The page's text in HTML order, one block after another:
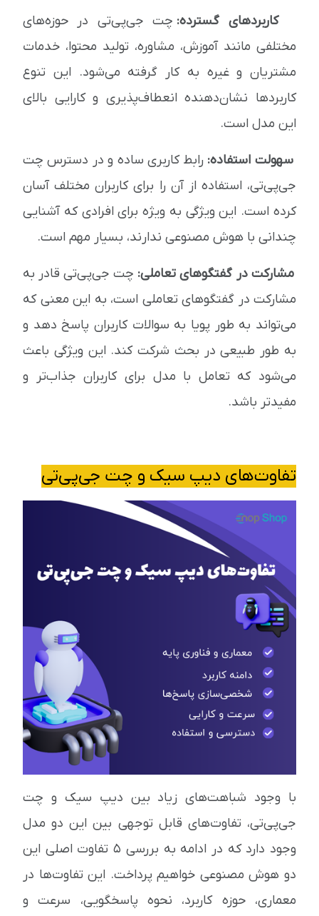
کاربردهای گسترده: چت جی‌پی‌تی در حوزه‌های
مختلفی مانند آموزش، مشاوره، تولید محتوا، خدمات
مشتریان و غیره به کار گرفته می‌شود. این تنوع
کاربردها نشان‌دهنده انعطاف‌پذیری و کارایی بالای
این مدل است.
سهولت استفاده: رابط کاربری ساده و در دسترس چت
جی‌پی‌تی، استفاده از آن را برای کاربران مختلف آسان
کرده است. این ویژگی به ویژه برای افرادی که آشنایی
چندانی با هوش مصنوعی ندارند، بسیار مهم است.
مشارکت در گفتگوهای تعاملی: چت جی‌پی‌تی قادر به
مشارکت در گفتگوهای تعاملی است، به این معنی که
می‌تواند به طور پویا به سوالات کاربران پاسخ دهد و
به طور طبیعی در بحث شرکت کند. این ویژگی باعث
می‌شود که تعامل با مدل برای کاربران جذاب‌تر و
مفیدتر باشد.
تفاوت‌های دیپ سیک و چت جی‌پی‌تی
با وجود شباهت‌های زیاد بین دیپ سیک و چت
جی‌پی‌تی، تفاوت‌های قابل توجهی بین این دو مدل
وجود دارد که در ادامه به بررسی 5 تفاوت اصلی این
دو هوش مصنوعی خواهیم پرداخت. این تفاوت‌ها در
معماری، حوزه کاربرد، نحوه پاسخگویی، سرعت و